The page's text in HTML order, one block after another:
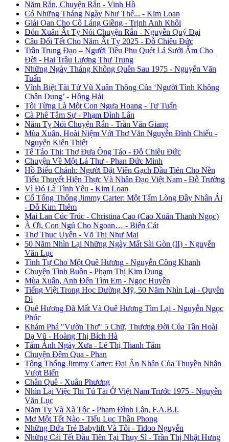
Năm Rắn, Chuyện Rắn - Vinh Hồ
Có Những Tháng Ngày Như Thế... - Kim Loan
Giải Oan Cho Cô Láng Giềng - Trịnh Anh Khôi
Đón Xuân Ất Tỵ Nói Chuyện Rắn - Nguyễn Quý Đại
Câu Đối Tết Cho Năm Ất Tỵ 2025 - Đỗ Chiêu Đức
Trần Trung Đạo – Người Tiều Phu Quét Lá Sưởi Ấm Cho
Đời - Hai Trầu Lương Thư Trung
Những Ngày Tháng Không Quên Sau 1975 - Nguyễn Văn
Tuấn
Vĩnh Biệt Tài Tử Vũ Xuân Thông Của ‘Người Tình Không
Chân Dung’ - Hồng Hải
Tôi Từng Là Một Con Ngựa Hoang - Tư Tuấn
Cà Phê Tâm Sự - Phạm Đình Lân
Năm Tỵ Nói Chuyện Rắn - Trần Văn Giang
Mùa Xuân, Hoài Niệm Với Thơ Văn Nguyễn Đình Chiểu -
Nguyễn Kiến Thiết
Tế Táo Thi: Thơ Đưa Ông Táo - Đỗ Chiêu Đức
Chuyện Về Một Lá Thư - Phan Đức Minh
Hồ Biểu Chánh: Người Đặt Viên Gạch Đầu Tiên Cho Nền
Tiểu Thuyết Hiện Thực Và Nhân Đạo Việt Nam - Đỗ Trường
Vì Đó Là Tình Yêu - Kim Loan
Cố Tổng Thống Jimmy Carter: Một Tấm Lòng Đầy Nhân Ái
- Đỗ Kim Thêm
Mai Lan Cúc Trúc - Christina Cao (Cao Xuân Thanh Ngọc)
À Ơi, Con Ngủ Cho Ngoan… - Biển Cát
Thơ Thục Uyên - Võ Thị Như Mai
50 Năm Nhìn Lại Những Ngày Mất Sài Gòn (II) - Nguyễn
Văn Lục
Tình Tự Cho Một Quê Hương - Nguyễn Công Khanh
Chuyện Tình Buồn - Phạm Thị Kim Dung
Mùa Xuân, Anh Đến Tìm Em - Ngọc Huyền
Tiếng Việt Trong Học Đường Mỹ, 50 Năm Nhìn Lại - Quyên
Di
Quê Hương Đã Mất Và Quê Hương Tìm Lại - Nguyễn Ngọc
Phúc
Khám Phá "Vườn Thơ" 5 Chữ, Thương Đời Của Tần Hoài
Dạ Vũ - Hoàng Thị Bích Hà
Tấm Ảnh Ngày Xưa - Lê Thị Thanh Tâm
Chuyện Đêm Qua - Phan
Tổng Thống Jimmy Carter: Đại Ân Nhân Của Thuyền Nhân
Vượt Biển
Chân Quê - Xuân Phương
Nhìn Lại Việc Thi Tú Tài Ở Việt Nam Trước 1975 - Nguyễn
Văn Lục
Năm Tỵ Và Xà Tộc - Phạm Đình Lân, F.A.B.I.
Mơ Một Tết Nào - Tiểu Lục Thần Phong
Những Đứa Trẻ Babylift Và Tôi - Tidoo Nguyễn
Những Cái Tết Đầu Tiên Tại Thụy Sĩ - Trần Thị Nhật Hưng